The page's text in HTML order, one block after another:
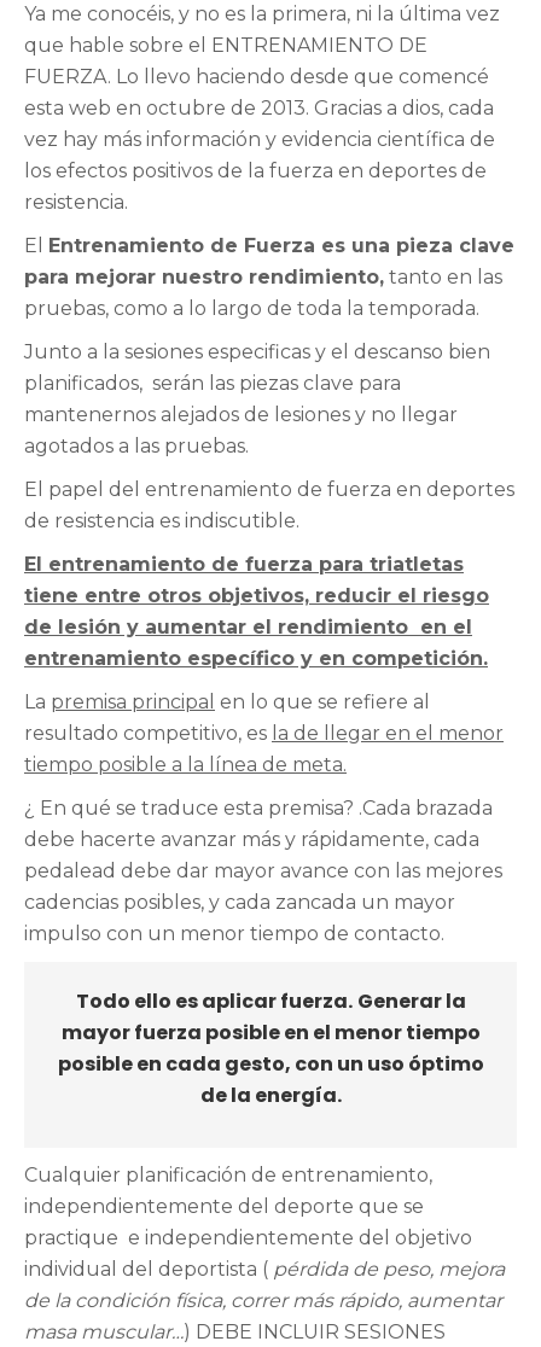
Ya me conocéis, y no es la primera, ni la última vez
que hable sobre el ENTRENAMIENTO DE
FUERZA. Lo llevo haciendo desde que comencé
esta web en octubre de 2013. Gracias a dios, cada
vez hay más información y evidencia científica de
los efectos positivos de la fuerza en deportes de
resistencia.
El Entrenamiento de Fuerza es una pieza clave
para mejorar nuestro rendimiento, tanto en las
pruebas, como a lo largo de toda la temporada.
Junto a la sesiones especificas y el descanso bien
planificados, serán las piezas clave para
mantenernos alejados de lesiones y no llegar
agotados a las pruebas.
El papel del entrenamiento de fuerza en deportes
de resistencia es indiscutible.
El entrenamiento de fuerza para triatletas
tiene entre otros objetivos, reducir el riesgo
de lesión y aumentar el rendimiento en el
entrenamiento específico y en competición.
La premisa principal en lo que se refiere al
resultado competitivo, es la de llegar en el menor
tiempo posible a la línea de meta.
¿ En qué se traduce esta premisa? .Cada brazada
debe hacerte avanzar más y rápidamente, cada
pedalead debe dar mayor avance con las mejores
cadencias posibles, y cada zancada un mayor
impulso con un menor tiempo de contacto.
Todo ello es aplicar fuerza. Generar la
mayor fuerza posible en el menor tiempo
posible en cada gesto, con un uso óptimo
de la energía.
Cualquier planificación de entrenamiento,
independientemente del deporte que se
practique e independientemente del objetivo
individual del deportista ( pérdida de peso, mejora
de la condición física, correr más rápido, aumentar
masa muscular…) DEBE INCLUIR SESIONES